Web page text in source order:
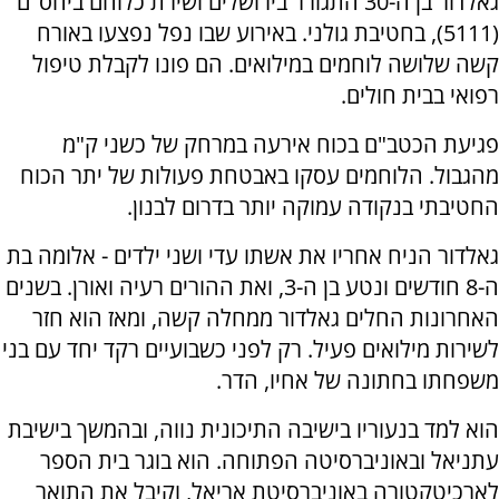
(5111), בחטיבת גולני. באירוע שבו נפל נפצעו באורח
קשה שלושה לוחמים במילואים. הם פונו לקבלת טיפול
רפואי בבית חולים.
פגיעת הכטב"ם בכוח אירעה במרחק של כשני ק"מ
מהגבול. הלוחמים עסקו באבטחת פעולות של יתר הכוח
החטיבתי בנקודה עמוקה יותר בדרום לבנון.
גאלדור הניח אחריו את אשתו עדי ושני ילדים - אלומה בת
ה-8 חודשים ונטע בן ה-3, ואת ההורים רעיה ואורן. בשנים
האחרונות החלים גאלדור ממחלה קשה, ומאז הוא חזר
לשירות מילואים פעיל. רק לפני כשבועיים רקד יחד עם בני
משפחתו בחתונה של אחיו, הדר.
הוא למד בנעוריו בישיבה התיכונית נווה, ובהמשך בישיבת
עתניאל ובאוניברסיטה הפתוחה. הוא בוגר בית הספר
לארכיטקטורה באוניברסיטת אריאל, וקיבל את התואר